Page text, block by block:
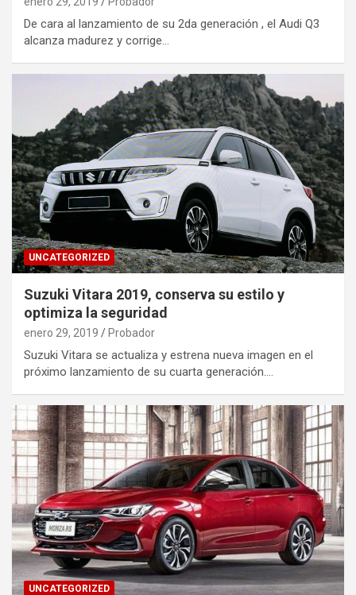
De cara al lanzamiento de su 2da generación , el Audi Q3
alcanza madurez y corrige…
UNCATEGORIZED
Suzuki Vitara 2019, conserva su estilo y
optimiza la seguridad
enero 29, 2019 Probador
Suzuki Vitara se actualiza y estrena nueva imagen en el
próximo lanzamiento de su cuarta generación.…
UNCATEGORIZED